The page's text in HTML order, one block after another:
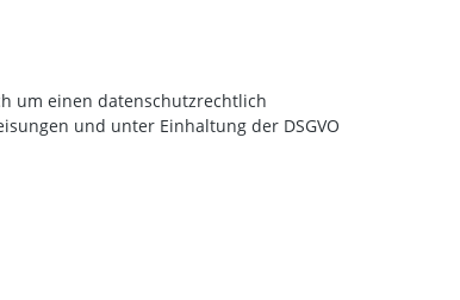
um einen datenschutzrechtlich
und unter Einhaltung der DSGVO